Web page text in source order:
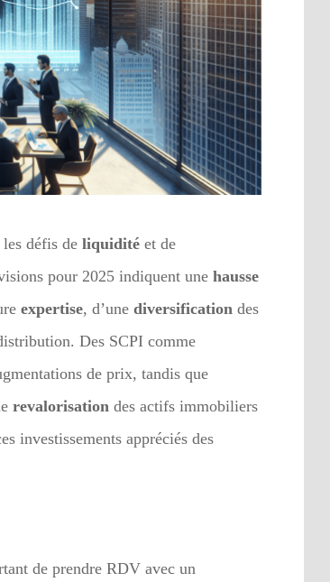
défis de liquidité et de
pour 2025 indiquent une hausse
expertise, d’une diversification des
Des SCPI comme
de prix, tandis que
revalorisation des actifs immobiliers
investissements appréciés des
de prendre RDV avec un